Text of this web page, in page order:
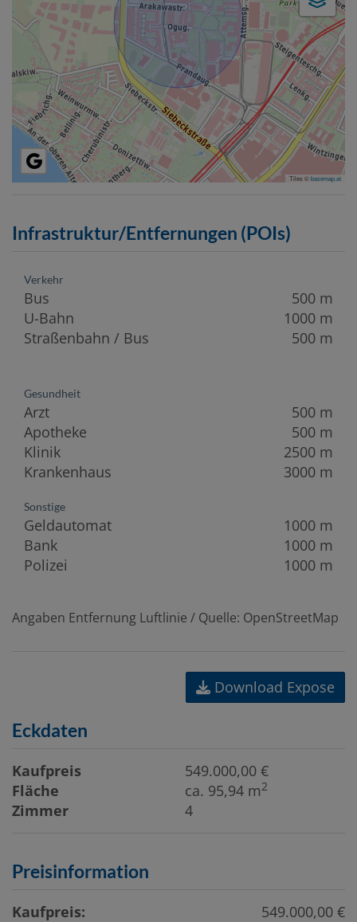
Tiles ©basemap.at
Infrastruktur/Entfernungen (POIs)
Verkehr
Bus
500 m
U-Bahn
1000 m
Straßenbahn / Bus
500 m
Gesundheit
Arzt
500 m
Apotheke
500 m
Klinik
2500 m
Krankenhaus
3000 m
Sonstige
Geldautomat
1000 m
Bank
1000 m
Polizei
1000 m
Angaben Entfernung Luftlinie / Quelle: OpenStreetMap
Download Expose
Eckdaten
Kaufpreis
549.000,00 €
Fläche
ca. 95,94 m2
Zimmer 4
Preisinformation
Kaufpreis:
549.000,00 €